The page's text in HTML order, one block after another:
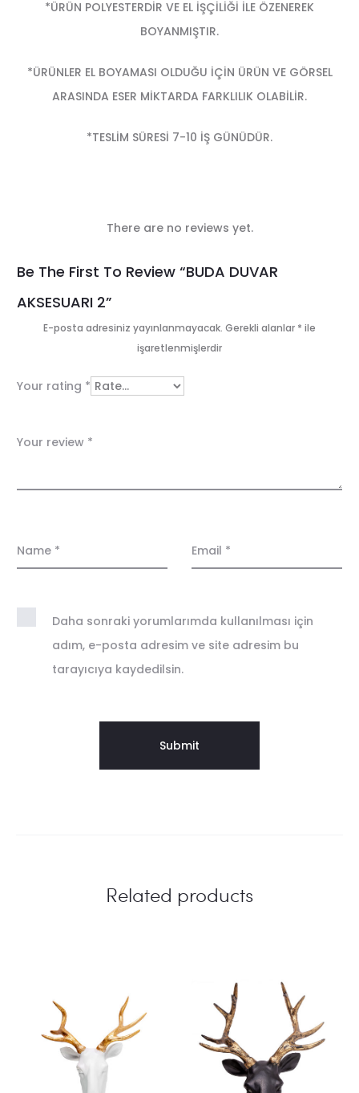
*ÜRÜN POLYESTERDİR VE EL İŞÇİLİĞİ İLE ÖZENEREK
BOYANMIŞTIR.
*ÜRÜNLER EL BOYAMASI OLDUĞU İÇİN ÜRÜN VE GÖRSEL
ARASINDA ESER MİKTARDA FARKLILIK OLABİLİR.
*TESLİM SÜRESİ 7-10 İŞ GÜNÜDÜR.
R
e
e
s
There are no reviews yet.
Be The First To Review “BUDA DUVAR
AKSESUARI 2”
E-posta adresiniz yayınlanmayacak. Gerekli alanlar * ile
işaretlenmişlerdir
Your rating *
Your review *
Name * Email *
Daha sonraki yorumlarımda kullanılması için
adım, e-posta adresim ve site adresim bu
tarayıcıya kaydedilsin.
Related products